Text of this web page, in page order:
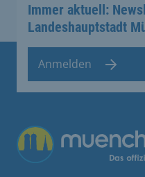
Immer aktuell:
Landeshauptstadt
Anmelden
Übergreifende